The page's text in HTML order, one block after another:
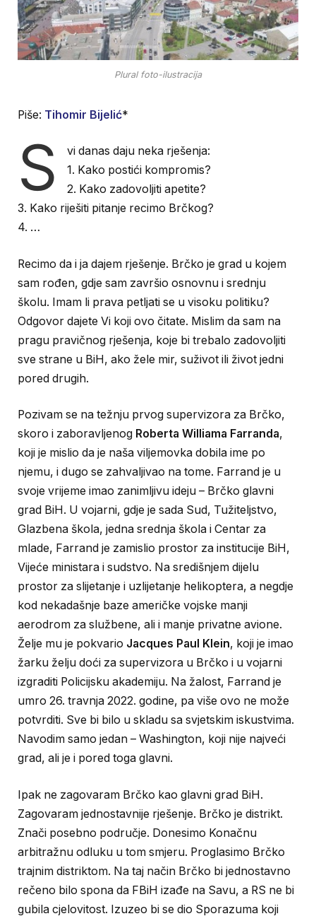
Plural foto-ilustracija
Piše: Tihomir Bijelić*
S
vi danas daju neka rješenja:
1. Kako postići kompromis?
2. Kako zadovoljiti apetite?
3. Kako riješiti pitanje recimo Brčkog?
4. …
Recimo da i ja dajem rješenje. Brčko je grad u kojem
sam rođen, gdje sam završio osnovnu i srednju
školu. Imam li prava petljati se u visoku politiku?
Odgovor dajete Vi koji ovo čitate. Mislim da sam na
pragu pravičnog rješenja, koje bi trebalo zadovoljiti
sve strane u BiH, ako žele mir, suživot ili život jedni
pored drugih.
Pozivam se na težnju prvog supervizora za Brčko,
skoro i zaboravljenog Roberta Williama Farranda,
koji je mislio da je naša viljemovka dobila ime po
njemu, i dugo se zahvaljivao na tome. Farrand je u
svoje vrijeme imao zanimljivu ideju – Brčko glavni
grad BiH. U vojarni, gdje je sada Sud, Tužiteljstvo,
Glazbena škola, jedna srednja škola i Centar za
mlade, Farrand je zamislio prostor za institucije BiH,
Vijeće ministara i sudstvo. Na središnjem dijelu
prostor za slijetanje i uzlijetanje helikoptera, a negdje
kod nekadašnje baze američke vojske manji
aerodrom za službene, ali i manje privatne avione.
Želje mu je pokvario Jacques Paul Klein, koji je imao
žarku želju doći za supervizora u Brčko i u vojarni
izgraditi Policijsku akademiju. Na žalost, Farrand je
umro 26. travnja 2022. godine, pa više ovo ne može
potvrditi. Sve bi bilo u skladu sa svjetskim iskustvima.
Navodim samo jedan – Washington, koji nije najveći
grad, ali je i pored toga glavni.
Ipak ne zagovaram Brčko kao glavni grad BiH.
Zagovaram jednostavnije rješenje. Brčko je distrikt.
Znači posebno područje. Donesimo Konačnu
arbitražnu odluku u tom smjeru. Proglasimo Brčko
trajnim distriktom. Na taj način Brčko bi jednostavno
rečeno bilo spona da FBiH izađe na Savu, a RS ne bi
gubila cjelovitost. Izuzeo bi se dio Sporazuma koji